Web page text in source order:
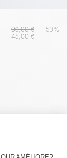
90,00 € -50%
45,00 €